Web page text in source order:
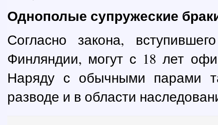
Однополые супружеские
Согласно закона,
Финляндии, могут с 18 лет
Наряду с обычными парами
разводе и в области